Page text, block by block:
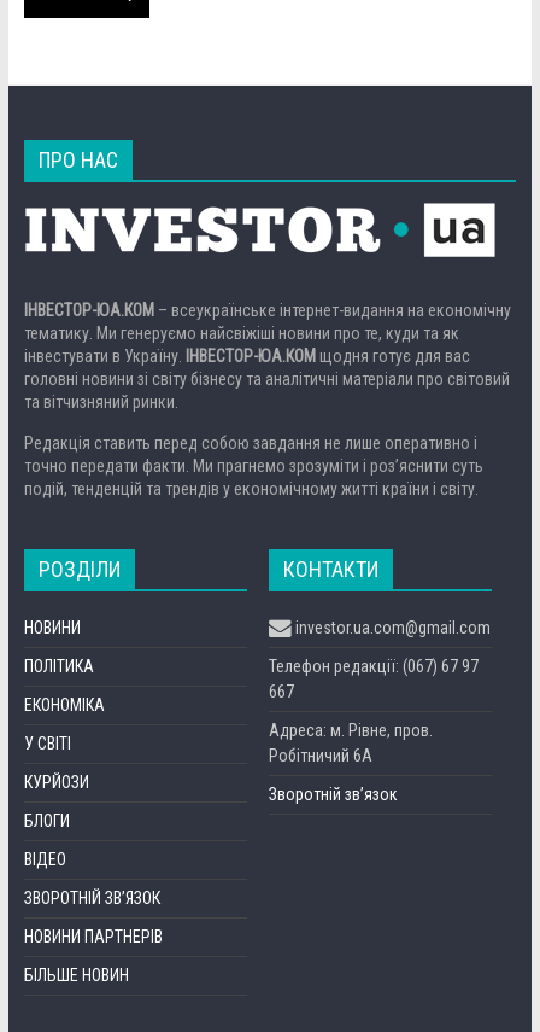
ПРО НАС
ІНВЕСТОР-ЮА.КОМ – всеукраїнське інтернет-видання на економічну
тематику. Ми генеруємо найсвіжіші новини про те, куди та як
інвестувати в Україну.
ІНВЕСТОР-ЮА.КОМ щодня готує для вас
головні новини зі світу бізнесу та аналітичні матеріали про світовий
та вітчизняний ринки.
Редакція ставить перед собою завдання не лише оперативно і
точно передати факти. Ми прагнемо зрозуміти і роз’яснити суть
подій, тенденцій та трендів у економічному житті країни і світу.
РОЗДІЛИ
НОВИНИ
ПОЛІТИКА
ЕКОНОМІКА
У СВІТІ
КУРЙОЗИ
БЛОГИ
ВІДЕО
ЗВОРОТНІЙ ЗВ’ЯЗОК
НОВИНИ ПАРТНЕРІВ
БІЛЬШЕ НОВИН
КОНТАКТИ
investor.ua.com@gmail.com
Телефон редакції: (067) 67 97
667
Адреса: м. Рівне, пров.
Робітничий 6А
Зворотній зв’язок